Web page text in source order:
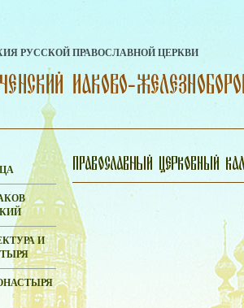
РУССКОЙ ПРАВОСЛАВНОЙ ЦЕРКВИ
И